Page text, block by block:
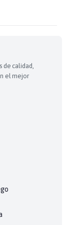
calidad,
el mejor